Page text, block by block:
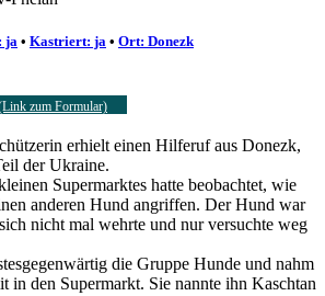
ja• Kastriert: ja • Ort: Donezk
zum Formular)
erhielt einen Hilferuf aus Donezk,
der Ukraine.
Supermarktes hatte beobachtet, wie
anderen Hund angriffen. Der Hund war
nicht mal wehrte und nur versuchte weg
die Gruppe Hunde und nahm
in den Supermarkt. Sie nannte ihn Kaschtan